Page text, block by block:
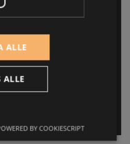
ALLE
ALLE
BY COOKIESCRIPT